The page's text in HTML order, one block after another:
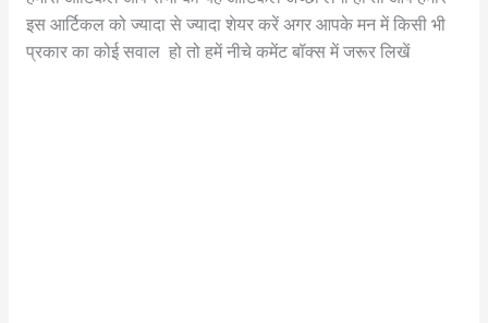
इस आर्टिकल को ज्यादा से ज्यादा शेयर करें अगर आपके मन में किसी भी
प्रकार का कोई सवाल हो तो हमें नीचे कमेंट बॉक्स में जरूर लिखें